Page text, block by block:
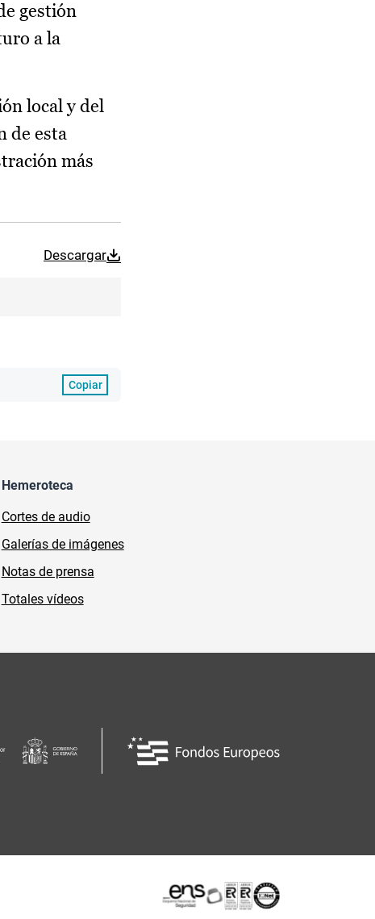
gestión
a la
local y del
de esta
más
Descargar
Copiar
Hemeroteca
Cortes de audio
Galerías de imágenes
Notas de prensa
Totales vídeos
Certificaciones